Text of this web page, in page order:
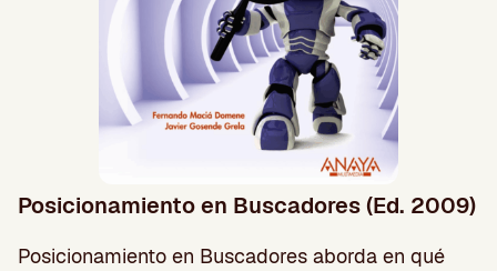
Posicionamiento en Buscadores (Ed. 2009)
Posicionamiento en Buscadores aborda en qué